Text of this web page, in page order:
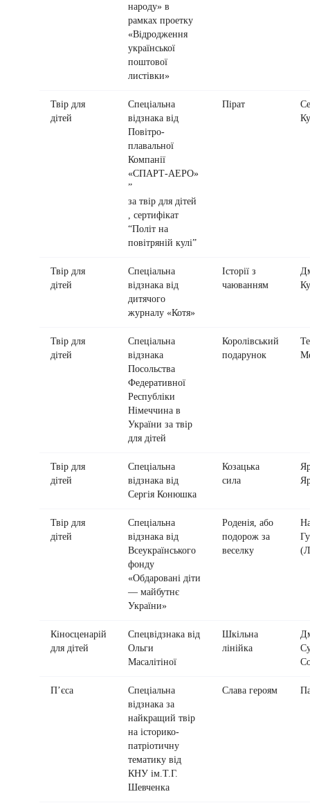
народу» в
рамках проетку
«Відродження
української
поштової
листівки»
Твір для
дітей
Спеціальна
відзнака від
Повітро-
плавальної
Компанії
«СПАРТ-АЕРО»
”
за твір для дітей
, сертифікат
“Політ на
повітряній кулі”
Пірат
Твір для
дітей
Спеціальна
відзнака від
дитячого
журналу «Котя»
Історії з
чаюванням
Твір для
дітей
Спеціальна
відзнака
Посольства
Федеративної
Республіки
Німеччина в
України за твір
для дітей
Королівський
подарунок
Твір для
дітей
Спеціальна
відзнака від
Сергія Конюшка
Козацька
сила
Твір для
дітей
Спеціальна
відзнака від
Всеукраїнського
фонду
«Обдаровані діти
— майбутнє
України»
Роденія, або
подорож за
веселку
Кіносценарій
для дітей
Спецвідзнака від
Ольги
Масалітіної
Шкільна
лінійка
П’єса
Спеціальна
відзнака за
найкращий твір
на історико-
патріотичну
тематику від
КНУ ім.Т.Г.
Шевченка
Слава героям